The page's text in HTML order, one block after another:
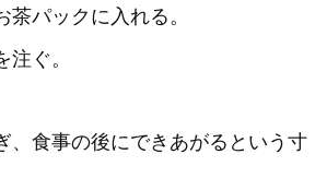
パックに入れる。
ぐ。
、食事の後にできあがるという寸